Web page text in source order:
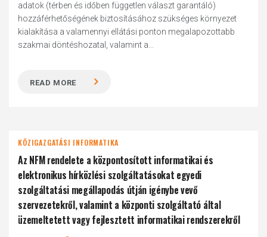
adatok (térben és időben független választ garantáló)
hozzáférhetőségének biztosításához szükséges környezet
kialakítása a valamennyi ellátási ponton megalapozottabb
szakmai döntéshozatal, valamint a...
READ MORE
KÖZIGAZGATÁSI INFORMATIKA
Az NFM rendelete a központosított informatikai és
elektronikus hírközlési szolgáltatásokat egyedi
szolgáltatási megállapodás útján igénybe vevő
szervezetekről, valamint a központi szolgáltató által
üzemeltetett vagy fejlesztett informatikai rendszerekről